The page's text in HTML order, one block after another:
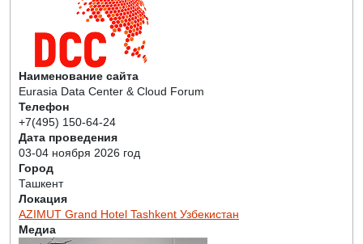
Наименование сайта
Eurasia Data Center & Cloud Forum
Телефон
+7(495) 150-64-24
Дата проведения
03-04 ноября 2026 год
Город
Ташкент
Локация
AZIMUT Grand Hotel Tashkent Узбекистан
Медиа